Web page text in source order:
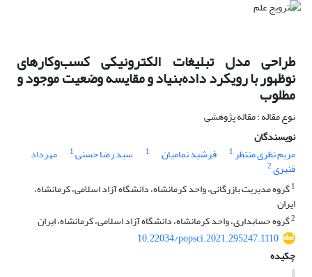
طراحی مدل تبلیغات الکترونیکی کسب‌وکارهای
نوظهور با رویکرد داده‌بنیاد و مقایسه وضعیت موجود و
مطلوب
نوع مقاله : مقاله پژوهشی
نویسندگان
مریم نظری منتظر1 فرشید نمامیان 1 سید رضا حسنی1 مهرداد
قنبری2
1گروه مدیریت بازرگانی، واحد کرمانشاه، دانشگاه آزاد اسلامی، کرمانشاه،
ایران
2گروه حسابداری، واحد کرمانشاه، دانشگاه آزاد اسلامی، کرمانشاه، ایران
10.22034/popsci.2021.295247.1110
چکیده